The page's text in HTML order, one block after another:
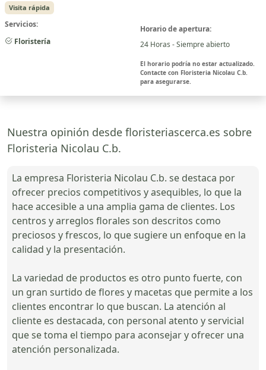
Visita rápida
Servicios:
Floristería
Horario de apertura:
24 Horas - Siempre abierto
El horario podría no estar actualizado.
Contacte con Floristeria Nicolau C.b.
para asegurarse.
Nuestra opinión desde floristeriascerca.es sobre
Floristeria Nicolau C.b.
La empresa Floristeria Nicolau C.b. se destaca por
ofrecer precios competitivos y asequibles, lo que la
hace accesible a una amplia gama de clientes. Los
centros y arreglos florales son descritos como
preciosos y frescos, lo que sugiere un enfoque en la
calidad y la presentación.
La variedad de productos es otro punto fuerte, con
un gran surtido de flores y macetas que permite a los
clientes encontrar lo que buscan. La atención al
cliente es destacada, con personal atento y servicial
que se toma el tiempo para aconsejar y ofrecer una
atención personalizada.